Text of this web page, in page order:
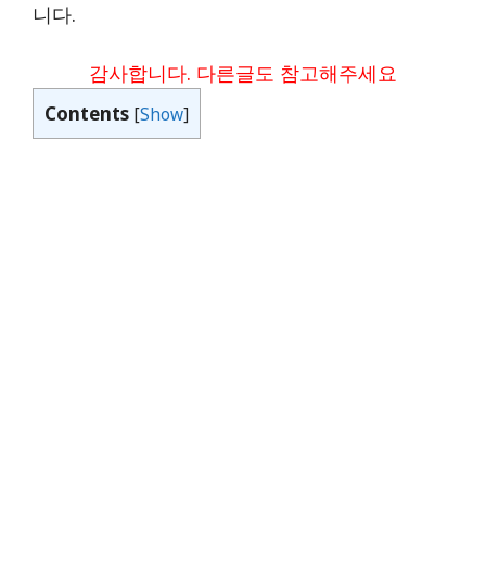
니다.
감사합니다. 다른글도 참고해주세요
Contents [Show]